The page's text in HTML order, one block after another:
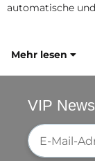
automatische
Mehr lesen
VIP